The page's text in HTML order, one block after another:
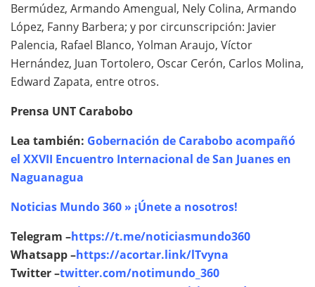
Bermúdez, Armando Amengual, Nely Colina, Armando
López, Fanny Barbera; y por circunscripción: Javier
Palencia, Rafael Blanco, Yolman Araujo, Víctor
Hernández, Juan Tortolero, Oscar Cerón, Carlos Molina,
Edward Zapata, entre otros.
Prensa UNT Carabobo
Lea también: Gobernación de Carabobo acompañó
el XXVII Encuentro Internacional de San Juanes en
Naguanagua
Noticias Mundo 360 » ¡Únete a nosotros!
Telegram –https://t.me/noticiasmundo360
Whatsapp –https://acortar.link/lTvyna
Twitter –twitter.com/notimundo_360